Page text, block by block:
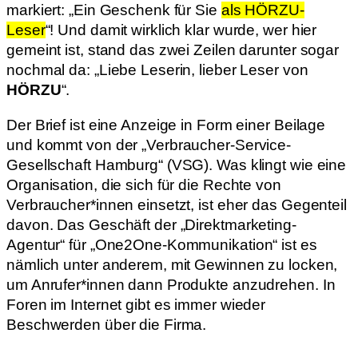
markiert: „Ein Geschenk für Sie als HÖRZU-
Leser“! Und damit wirklich klar wurde, wer hier
gemeint ist, stand das zwei Zeilen darunter sogar
nochmal da: „Liebe Leserin, lieber Leser von
HÖRZU“.
Der Brief ist eine Anzeige in Form einer Beilage
und kommt von der „Verbraucher-Service-
Gesellschaft Hamburg“ (VSG). Was klingt wie eine
Organisation, die sich für die Rechte von
Verbraucher*innen einsetzt, ist eher das Gegenteil
davon. Das Geschäft der „Direktmarketing-
Agentur“ für „One2One-Kommunikation“ ist es
nämlich unter anderem, mit Gewinnen zu locken,
um Anrufer*innen dann Produkte anzudrehen. In
Foren im Internet gibt es immer wieder
Beschwerden über die Firma.